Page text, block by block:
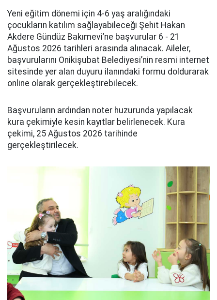
Yeni eğitim dönemi için 4-6 yaş aralığındaki
çocukların katılım sağlayabileceği Şehit Hakan
Akdere Gündüz Bakımevi’ne başvurular 6 - 21
Ağustos 2026 tarihleri arasında alınacak. Aileler,
başvurularını Onikişubat Belediyesi’nin resmi internet
sitesinde yer alan duyuru ilanındaki formu doldurarak
online olarak gerçekleştirebilecek.
Başvuruların ardından noter huzurunda yapılacak
kura çekimiyle kesin kayıtlar belirlenecek. Kura
çekimi, 25 Ağustos 2026 tarihinde
gerçekleştirilecek.